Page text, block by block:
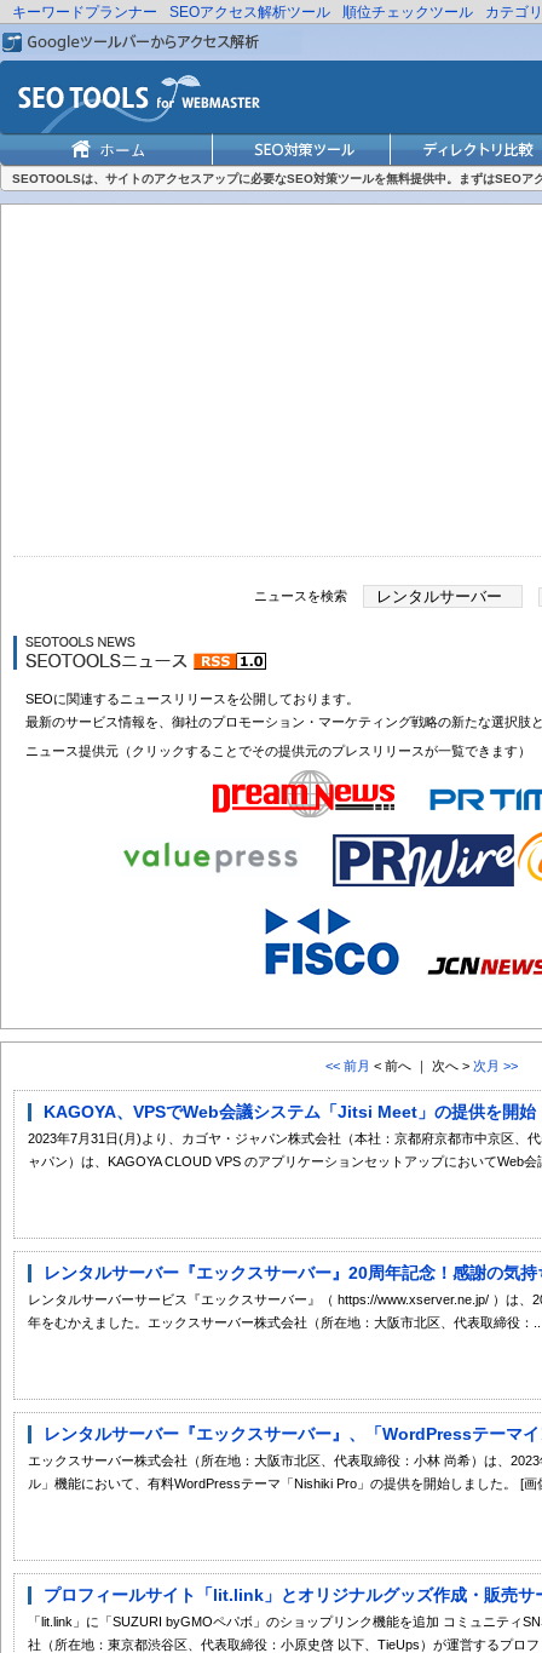
キーワードプランナー SEOアクセス解析ツール 順位チェックツール カテゴ
SEOTOOLSは、サイトのアクセスアップに必要なSEO対策ツールを無料提供中。まずはSEOア
ニュースを検索
SEOに関連するニュースリリースを公開しております。
最新のサービス情報を、御社のプロモーション・マーケティング戦略の新たな選択肢
ニュース提供元（クリックすることでその提供元のプレスリリースが一覧できます）
<< 前月 < 前へ ｜ 次へ > 次月 >>
KAGOYA、VPSでWeb会議システム「Jitsi Meet」の提供を開始
2023年7月31日(月)より、カゴヤ・ジャパン株式会社（本社：京都府京都市中京区、
ャパン）は、KAGOYA CLOUD VPS のアプリケーションセットアップにおいてWeb会
レンタルサーバー『エックスサーバー』20周年記念！感謝の気
レンタルサーバーサービス『エックスサーバー』（ https://www.xserver.ne.jp/ ）は、
年をむかえました。エックスサーバー株式会社（所在地：大阪市北区、代表取締役：
レンタルサーバー『エックスサーバー』、「WordPressテーマ
エックスサーバー株式会社（所在地：大阪市北区、代表取締役：小林 尚希）は、
ル」機能において、有料WordPressテーマ「Nishiki Pro」の提供を開始しました。 [画
プロフィールサイト「lit.link」とオリジナルグッズ作成・販売
「lit.link」に「SUZURI byGMOペパボ」のショップリンク機能を追加 コミュニティ
社（所在地：東京都渋谷区、代表取締役：小原史啓 以下、TieUps）が運営するプロ